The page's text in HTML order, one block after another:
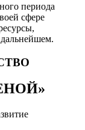
периода
сфере